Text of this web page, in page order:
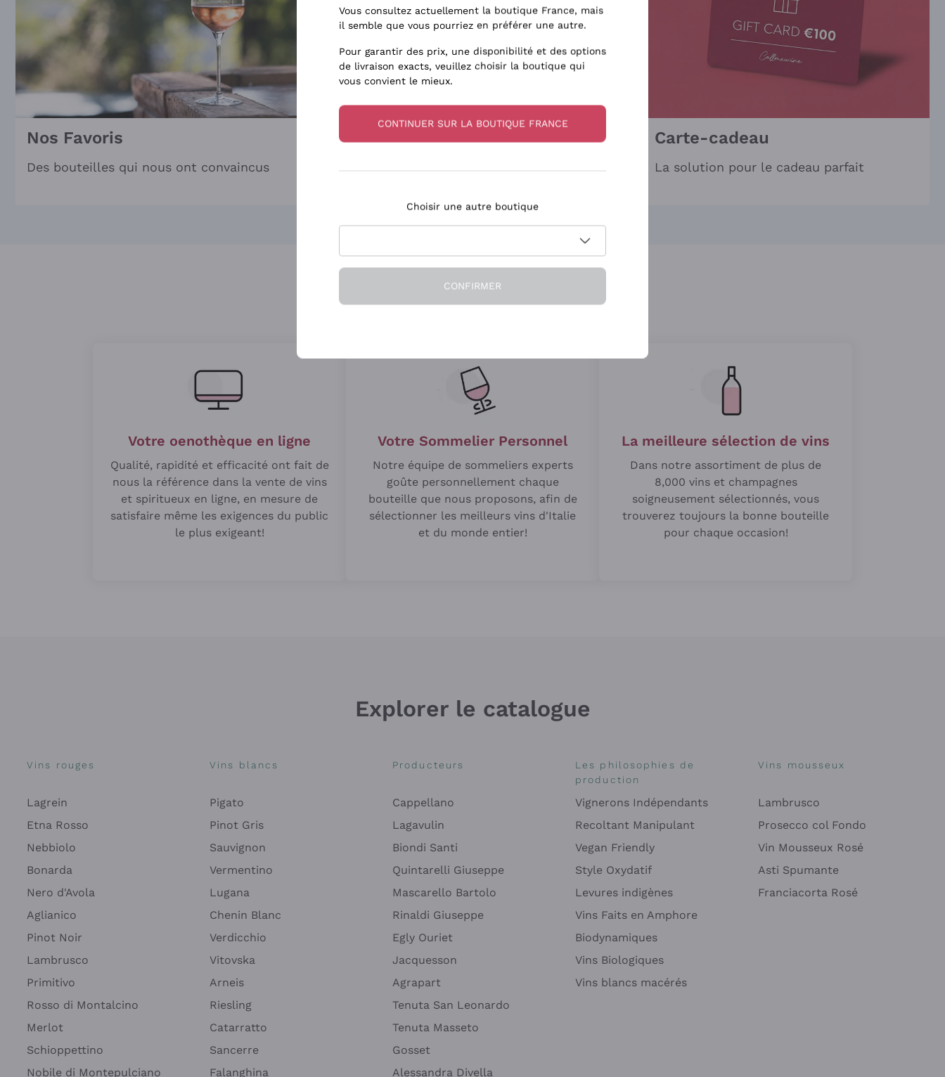
Nos Favoris
Des bouteilles qui nous ont convaincus
No-Low Alcohol Carte-cadeau
La solution pour le cadeau parfait
Depuis 15 ans à vos côtés
Votre oenothèque en ligne
Qualité, rapidité et efficacité ont fait de
nous la référence dans la vente de vins
et spiritueux en ligne, en mesure de
satisfaire même les exigences du public
le plus exigeant!
Votre Sommelier Personnel
Notre équipe de sommeliers experts
goûte personnellement chaque
bouteille que nous proposons, afin de
sélectionner les meilleurs vins d'Italie
et du monde entier!
La meilleure sélection de vins
Dans notre assortiment de plus de
8,000 vins et champagnes
soigneusement sélectionnés, vous
trouverez toujours la bonne bouteille
pour chaque occasion!
Explorer le catalogue
Vins rouges
Lagrein
Etna Rosso
Nebbiolo
Bonarda
Nero d'Avola
Aglianico
Pinot Noir
Lambrusco
Primitivo
Rosso di Montalcino
Merlot
Schioppettino
Nobile di Montepulciano
Vins blancs
Pigato
Pinot Gris
Sauvignon
Vermentino
Lugana
Chenin Blanc
Verdicchio
Vitovska
Arneis
Riesling
Catarratto
Sancerre
Falanghina
Producteurs
Cappellano
Lagavulin
Biondi Santi
Quintarelli Giuseppe
Mascarello Bartolo
Rinaldi Giuseppe
Egly Ouriet
Jacquesson
Agrapart
Tenuta San Leonardo
Tenuta Masseto
Gosset
Alessandra Divella
Les philosophies de
production
Vignerons Indépendants
Recoltant Manipulant
Vegan Friendly
Style Oxydatif
Levures indigènes
Vins Faits en Amphore
Biodynamiques
Vins Biologiques
Vins blancs macérés
Vins mousseux
Lambrusco
Prosecco col Fondo
Vin Mousseux Rosé
Asti Spumante
Franciacorta Rosé
Vous consultez actuellement la boutique France, mais
il semble que vous pourriez en préférer une autre.
Pour garantir des prix, une disponibilité et des options
de livraison exacts, veuillez choisir la boutique qui
vous convient le mieux.
CONTINUER SUR LA BOUTIQUE FRANCE
Choisir une autre boutique
CONFIRMER